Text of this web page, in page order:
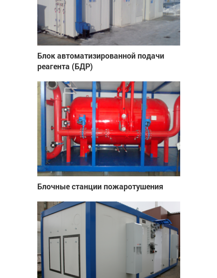
Блок автоматизированной подачи
реагента (БДР)
Блочные станции пожаротушения